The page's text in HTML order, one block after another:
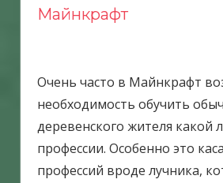
Майнкрафт
Очень часто в Майнкрафт
необходимость обучить
деревенского жителя какой
профессии. Особенно это
профессий вроде лучника,